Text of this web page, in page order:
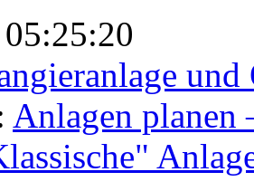
Anlagen planen